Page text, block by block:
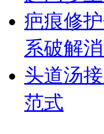
疤痕修
系破解
头道汤
范式